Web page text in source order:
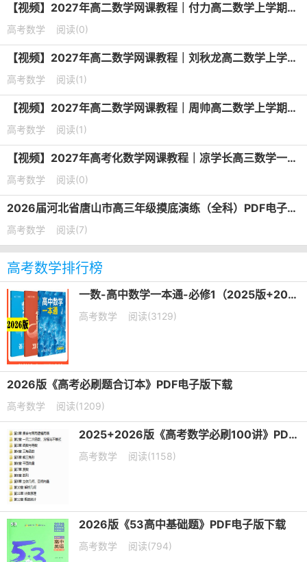
【视频】2027年高二数学网课教程｜付力高二数学上学期暑假班视频教程
高考数学 阅读(0)
【视频】2027年高二数学网课教程｜刘秋龙高二数学上学期暑假班视频教程
高考数学 阅读(1)
【视频】2027年高二数学网课教程｜周帅高二数学上学期暑假班视频教程
高考数学 阅读(1)
【视频】2027年高考化数学网课教程｜凉学长高三数学一轮复习视频教程
高考数学 阅读(0)
2026届河北省唐山市高三年级摸底演练（全科）PDF电子版下载
高考数学 阅读(7)
高考数学排行榜
一数-高中数学一本通-必修1（2025版+2026版）PDF下载
高考数学 阅读(3129)
2026版《高考必刷题合订本》PDF电子版下载
高考数学 阅读(1209)
2025+2026版《高考数学必刷100讲》PDF电子版下载
高考数学 阅读(1158)
2026版《53高中基础题》PDF电子版下载
高考数学 阅读(794)